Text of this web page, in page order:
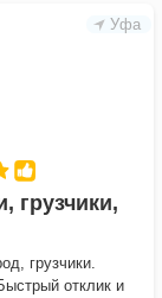
Уфа
грузчики,
грузчики.
отклик и